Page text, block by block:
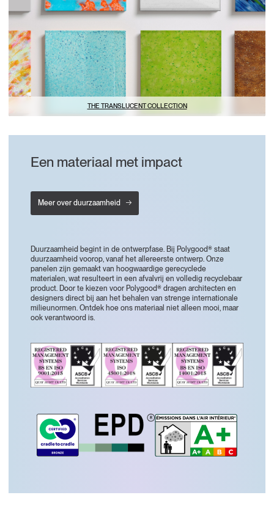
THE TRANSLUCENT COLLECTION
Een materiaal met impact
Meer over duurzaamheid
Duurzaamheid begint in de ontwerpfase. Bij Polygood® staat
duurzaamheid voorop, vanaf het allereerste ontwerp. Onze
panelen zijn gemaakt van hoogwaardige gerecyclede
materialen, wat resulteert in een afvalvrij en volledig recyclebaar
product. Door te kiezen voor Polygood® dragen architecten en
designers direct bij aan het behalen van strenge internationale
milieunormen. Ontdek hoe ons materiaal niet alleen mooi, maar
ook verantwoord is.